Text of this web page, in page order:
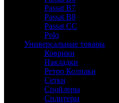
Passat B7
Passat B8
Passat CC
Polo
Универсальные товары
Коврики
Накладки
Ретро Колпаки
Сетки
Спойлеры
Сплитеры